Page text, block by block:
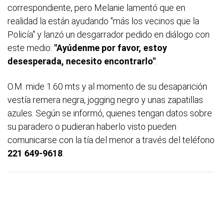
correspondiente, pero Melanie lamentó que en
realidad la están ayudando "más los vecinos que la
Policía" y lanzó un desgarrador pedido en diálogo con
este medio: "Ayúdenme por favor, estoy
desesperada, necesito encontrarlo"
O.M. mide 1.60 mts y al momento de su desaparición
vestía remera negra, jogging negro y unas zapatillas
azules. Según se informó, quienes tengan datos sobre
su paradero o pudieran haberlo visto pueden
comunicarse con la tía del menor a través del teléfono
221 649-9618